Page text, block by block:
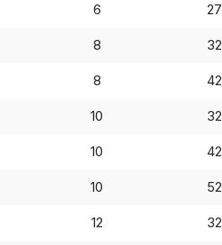
6 27
8 32
8 42
10 32
10 42
10 52
12 32